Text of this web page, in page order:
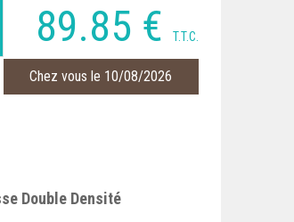
89.85 € T.T.C.
Chez vous le 10/08/2026
Double Densité